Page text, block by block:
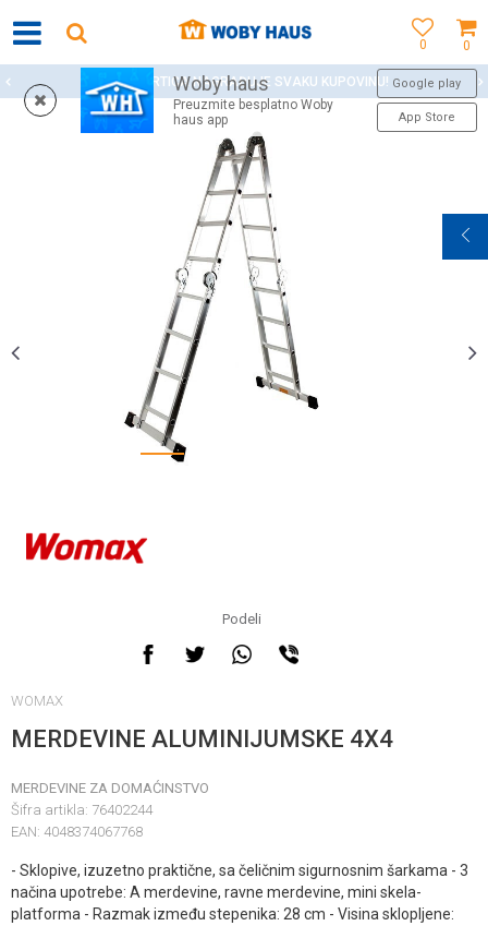
0
0
Woby haus
Preuzmite besplatno Woby
haus app
Google play
App Store
WOBY KARTICA NAGRAĐUJE SVAKU KUPOVINU!
1
Podeli
WOMAX
MERDEVINE ALUMINIJUMSKE 4X4
MERDEVINE ZA DOMAĆINSTVO
Šifra artikla: 76402244
EAN: 4048374067768
- Sklopive, izuzetno praktične, sa čeličnim sigurnosnim šarkama - 3
načina upotrebe: A merdevine, ravne merdevine, mini skela-
platforma - Razmak između stepenika: 28 cm - Visina sklopljene: